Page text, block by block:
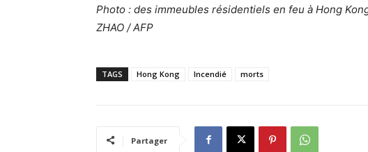
Photo : des immeubles résidentiels en feu à Hong
ZHAO / AFP
TAGS Hong Kong Incendié morts
Partager